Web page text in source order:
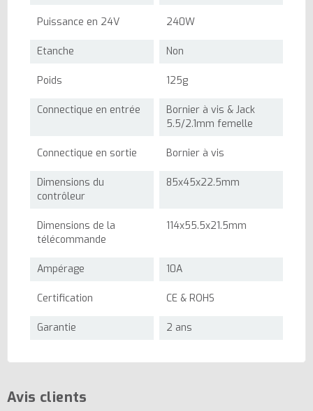
Puissance en 24V 240W
Etanche Non
Poids 125g
Connectique en entrée
Bornier à vis & Jack
5.5/2.1mm femelle
Connectique en sortie Bornier à vis
Dimensions du
contrôleur
85x45x22.5mm
Dimensions de la
télécommande
114x55.5x21.5mm
Ampérage 10A
Certification CE & ROHS
Garantie 2 ans
Avis clients